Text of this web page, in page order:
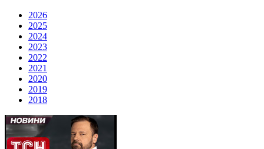
2026
2025
2024
2023
2022
2021
2020
2019
2018